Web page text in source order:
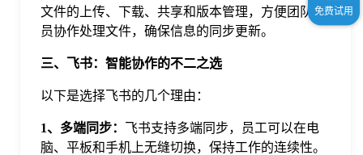
文件的上传、下载、共享和版本管理，方便团队成
员协作处理文件，确保信息的同步更新。
三、飞书：智能协作的不二之选
以下是选择飞书的几个理由：
1、多端同步： 飞书支持多端同步，员工可以在电
脑、平板和手机上无缝切换，保持工作的连续性。